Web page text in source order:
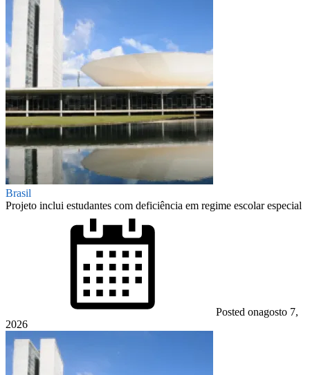
Brasil
Projeto inclui estudantes com deficiência em regime escolar especial
Posted onagosto 7,
2026